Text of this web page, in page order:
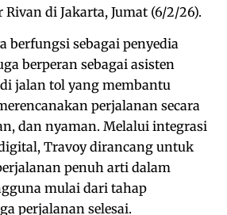
Rivan di Jakarta, Jumat (6/2/26).
berfungsi sebagai penyedia
berperan sebagai asisten
jalan tol yang membantu
perjalanan secara
dan nyaman. Melalui integrasi
Travoy dirancang untuk
penuh arti dalam
mulai dari tahap
perjalanan selesai.